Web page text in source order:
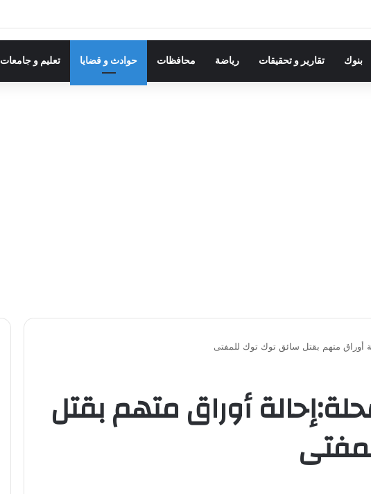
بنوك تقارير و تحقيقات رياضة محافظات حوادث و قضايا تعليم و جامعات
أوراق متهم بقتل سائق توك توك للمفتى
أوراق متهم بقتل